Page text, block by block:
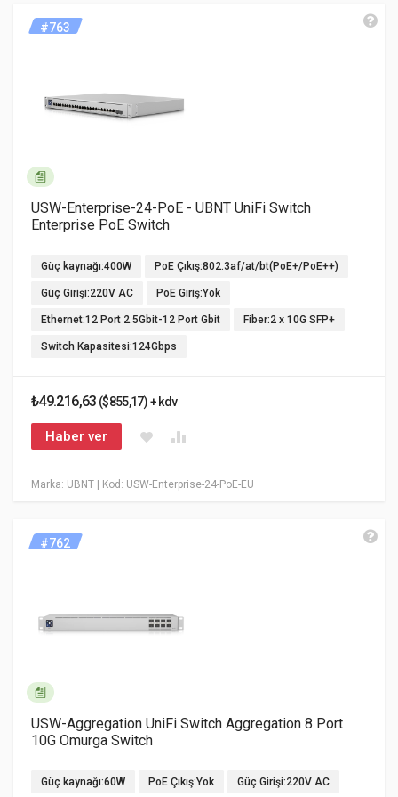
Marka: UBNT | Kod: USW-Enterprise-24-PoE-EU
#763
USW-Enterprise-24-PoE - UBNT UniFi Switch
Enterprise PoE Switch
Güç kaynağı:400W PoE Çıkış:802.3af/at/bt(PoE+/PoE++)
Güç Girişi:220V AC PoE Giriş:Yok
Ethernet:12 Port 2.5Gbit-12 Port Gbit Fiber:2 x 10G SFP+
Switch Kapasitesi:124Gbps
₺49.216,63 ($855,17) + kdv
Haber ver
#762
USW-Aggregation UniFi Switch Aggregation 8 Port
10G Omurga Switch
Güç kaynağı:60W PoE Çıkış:Yok Güç Girişi:220V AC